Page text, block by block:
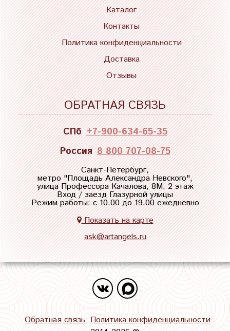
Каталог
Контакты
Политика конфиденциальности
Доставка
Отзывы
ОБРАТНАЯ СВЯЗЬ
СПб +7-900-634-65-35
Россия 8 800 707-08-75
Санкт-Петербург,
метро "Площадь Александра Невского",
улица Профессора Качалова, 8М, 2 этаж
Вход / заезд Глазурной улицы
Режим работы: с 10.00 до 19.00 ежедневно
Показать на карте
ask@artangels.ru
Обратная связь Политика конфиденциальности